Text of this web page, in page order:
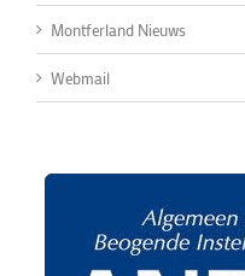
Montferland Nieuws
Webmail